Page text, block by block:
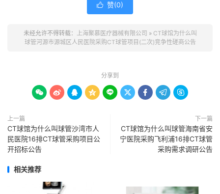
 赞(0)
未经允许不得转载： 上海聚慕医疗器械有限公司 » CT球馆为什么叫
球管河源市源城区人民医院采购CT球管项目(二次)竞争性磋商公告
分享到
        
上一篇
CT球馆为什么叫球管沙湾市人
民医院16排CT球管采购项目公
开招标公告
下一篇
CT球馆为什么叫球管海南省安
宁医院采购飞利浦16排CT球管
采购需求调研公告
相关推荐